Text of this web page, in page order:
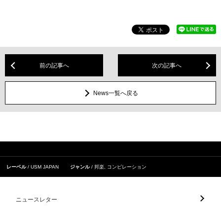
前の記事へ 次の記事へ
News一覧へ戻る
レーベル USM JAPAN ジャンル 邦楽 コンピレーション
ニュースレター